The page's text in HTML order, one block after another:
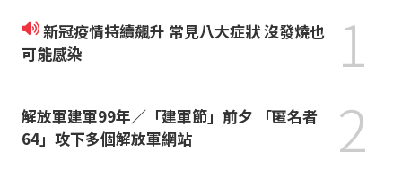
新冠疫情持續飆升 常見八大症狀 沒發燒也
可能感染
1
解放軍建軍99年／「建軍節」前夕 「匿名者
64」攻下多個解放軍網站
2